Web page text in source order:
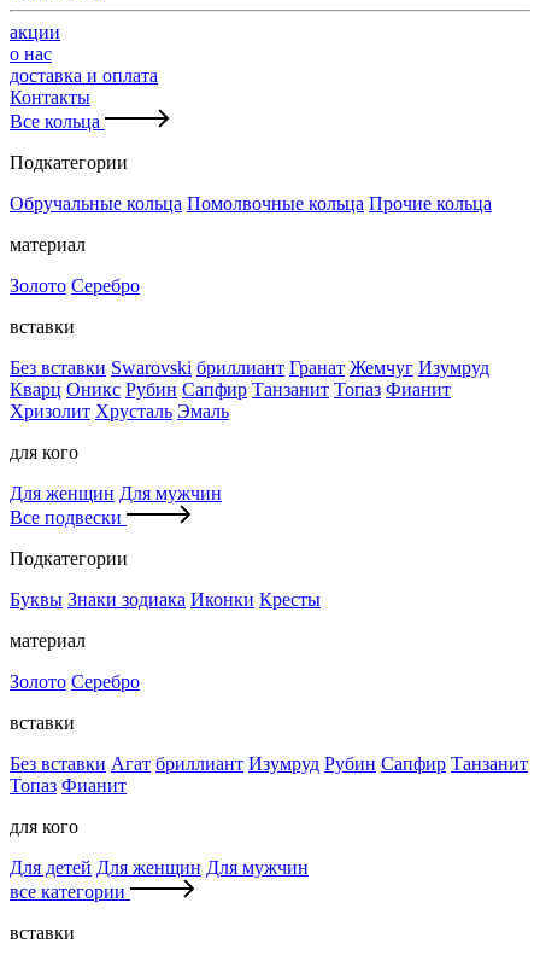
акции
о нас
доставка и оплата
Контакты
Все кольца
Подкатегории
Обручальные кольца Помолвочные кольца Прочие кольца
материал
Золото Серебро
вставки
Без вставки Swarovski бриллиант Гранат Жемчуг Изумруд
Кварц Оникс Рубин Сапфир Танзанит Топаз Фианит
Хризолит Хрусталь Эмаль
для кого
Для женщин Для мужчин
Все подвески
Подкатегории
Буквы Знаки зодиака Иконки Кресты
материал
Золото Серебро
вставки
Без вставки Агат бриллиант Изумруд Рубин Сапфир Танзанит
Топаз Фианит
для кого
Для детей Для женщин Для мужчин
все категории
вставки